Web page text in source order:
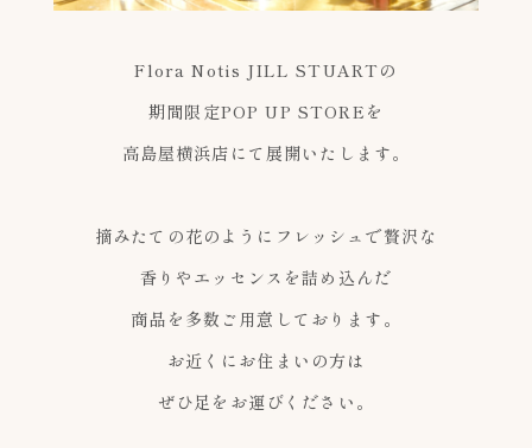
Flora Notis JILL STUARTの
期間限定POP UP STOREを
高島屋横浜店にて展開いたします。
摘みたての花のようにフレッシュで贅沢な
香りやエッセンスを詰め込んだ
商品を多数ご用意しております。
お近くにお住まいの方は
ぜひ足をお運びください。